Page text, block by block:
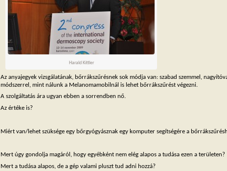
Harald Kittler
Az anyajegyek vizsgálatának, bőrrákszűrésnek sok módja van: szabad szemmel,
módszerrel, mint nálunk a Melanomamobilnál is lehet bőrrákszűrést végezni.
A szolgáltatás ára ugyan ebben a sorrendben nő.
Az értéke is?
Miért van/lehet szüksége egy bőrgyógyásznak egy komputer segítségére a
Mert úgy gondolja magáról, hogy egyébként nem elég alapos a tudása ezen a területen?
Mert a tudása alapos, de a gép valami pluszt tud adni hozzá?